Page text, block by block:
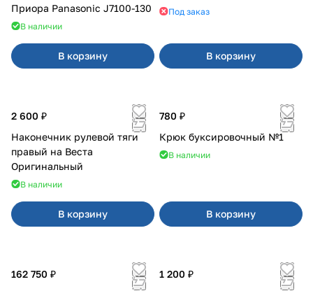
Приора Panasonic J7100-130
В наличии
В корзину
Под заказ
В корзину
2 600 ₽
Наконечник рулевой тяги
правый на Веста
Оригинальный
В наличии
В корзину
780 ₽
Крюк буксировочный №1
В наличии
В корзину
162 750 ₽
1 200 ₽